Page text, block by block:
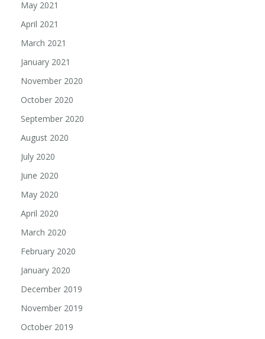
May 2021
April 2021
March 2021
January 2021
November 2020
October 2020
September 2020
August 2020
July 2020
June 2020
May 2020
April 2020
March 2020
February 2020
January 2020
December 2019
November 2019
October 2019